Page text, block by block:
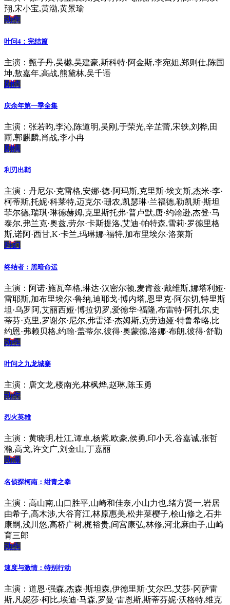
翔,宋小宝,黄渤,黄景瑜
动作
叶问4：完结篇
主演：甄子丹,吴樾,吴建豪,斯科特·阿金斯,李宛妲,郑则仕,陈国
坤,敖嘉年,高战,熊黛林,吴千语
剧情
庆余年第一季全集
主演：张若昀,李沁,陈道明,吴刚,于荣光,辛芷蕾,宋轶,刘桦,田
雨,郭麒麟,肖战,李小冉
剧情
利刃出鞘
主演：丹尼尔·克雷格,安娜·德·阿玛斯,克里斯·埃文斯,杰米·李·
柯蒂斯,托妮·科莱特,迈克尔·珊农,凯瑟琳·兰福德,勒凯斯·斯坦
菲尔德,瑞琪·琳德赫姆,克里斯托弗·普卢默,唐·约翰逊,杰登·马
泰尔,弗兰克·奥兹,劳尔·卡斯提洛,艾迪·帕特森,雪莉·罗德里格
斯,诺阿·西甘,K·卡兰,玛琳娜·福特,加布里埃尔·洛莱斯
科幻
终结者：黑暗命运
主演：阿诺·施瓦辛格,琳达·汉密尔顿,麦肯兹·戴维斯,娜塔利娅·
雷耶斯,加布里埃尔·鲁纳,迪耶戈·博内塔,恩里克·阿尔切,特里斯
坦·乌罗阿,艾丽西娅·博拉切罗,爱德华·福隆,布雷特·阿扎尔,史
蒂芬·克里,罗谢尔·尼尔,弗雷泽·杰姆斯,克劳迪娅·特鲁希略,比
约恩·弗赖贝格,约翰·盖蒂尔,彼得·奥蒙德,洛娜·布朗,彼得·舒勒
动作
叶问之九龙城寨
主演：唐文龙,楼南光,林枫烨,赵琳,陈玉勇
动作
烈火英雄
主演：黄晓明,杜江,谭卓,杨紫,欧豪,侯勇,印小天,谷嘉诚,张哲
瀚,高戈,许文广,刘金山,丁嘉丽
动漫
名侦探柯南：绀青之拳
主演：高山南,山口胜平,山崎和佳奈,小山力也,绪方贤一,岩居
由希子,高木涉,大谷育江,林原惠美,松井菜樱子,桧山修之,石井
康嗣,浅川悠,高桥广树,梶裕贵,间宫康弘,林修,河北麻由子,山崎
育三郎
动作
速度与激情：特别行动
主演：道恩·强森,杰森·斯坦森,伊德里斯·艾尔巴,艾莎·冈萨雷
斯,凡妮莎·柯比,埃迪·马森,罗曼·雷恩斯,斯蒂芬妮·沃格特,维克